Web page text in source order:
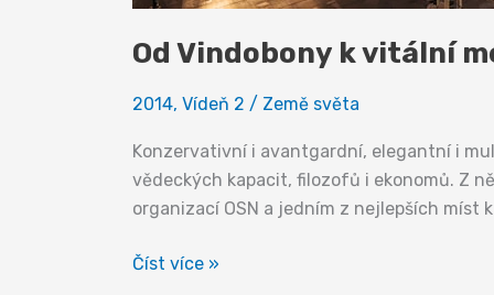
Od Vindobony k vitální
2014, Vídeň 2 / Země světa
Konzervativní i avantgardní, elegantní i
vědeckých kapacit, filozofů i ekonomů. Z
organizací OSN a jedním z nejlepších míst
Od
Číst více »